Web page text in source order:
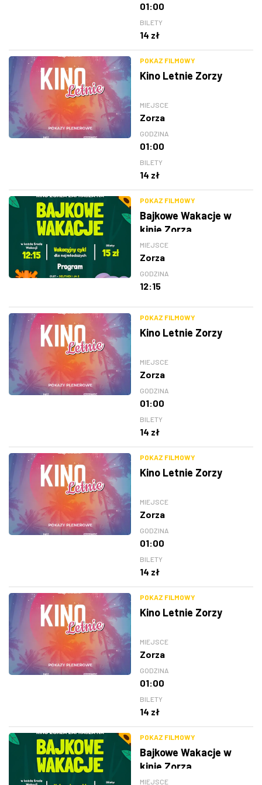
01:00
BILETY
14 zł
POKAZ FILMOWY
Kino Letnie Zorzy
MIEJSCE
Zorza
GODZINA
01:00
BILETY
14 zł
POKAZ FILMOWY
Bajkowe Wakacje w
kinie Zorza
MIEJSCE
Zorza
GODZINA
12:15
POKAZ FILMOWY
Kino Letnie Zorzy
MIEJSCE
Zorza
GODZINA
01:00
BILETY
14 zł
POKAZ FILMOWY
Kino Letnie Zorzy
MIEJSCE
Zorza
GODZINA
01:00
BILETY
14 zł
POKAZ FILMOWY
Kino Letnie Zorzy
MIEJSCE
Zorza
GODZINA
01:00
BILETY
14 zł
POKAZ FILMOWY
Bajkowe Wakacje w
kinie Zorza
MIEJSCE